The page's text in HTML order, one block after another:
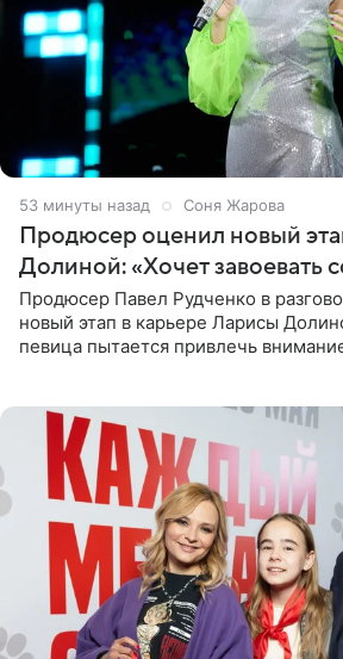
53 минуты назад Соня Жарова
Продюсер оценил новый
Долиной: «Хочет завоевать
Продюсер Павел Рудченко в
новый этап в карьере Ларисы
певица пытается привлечь